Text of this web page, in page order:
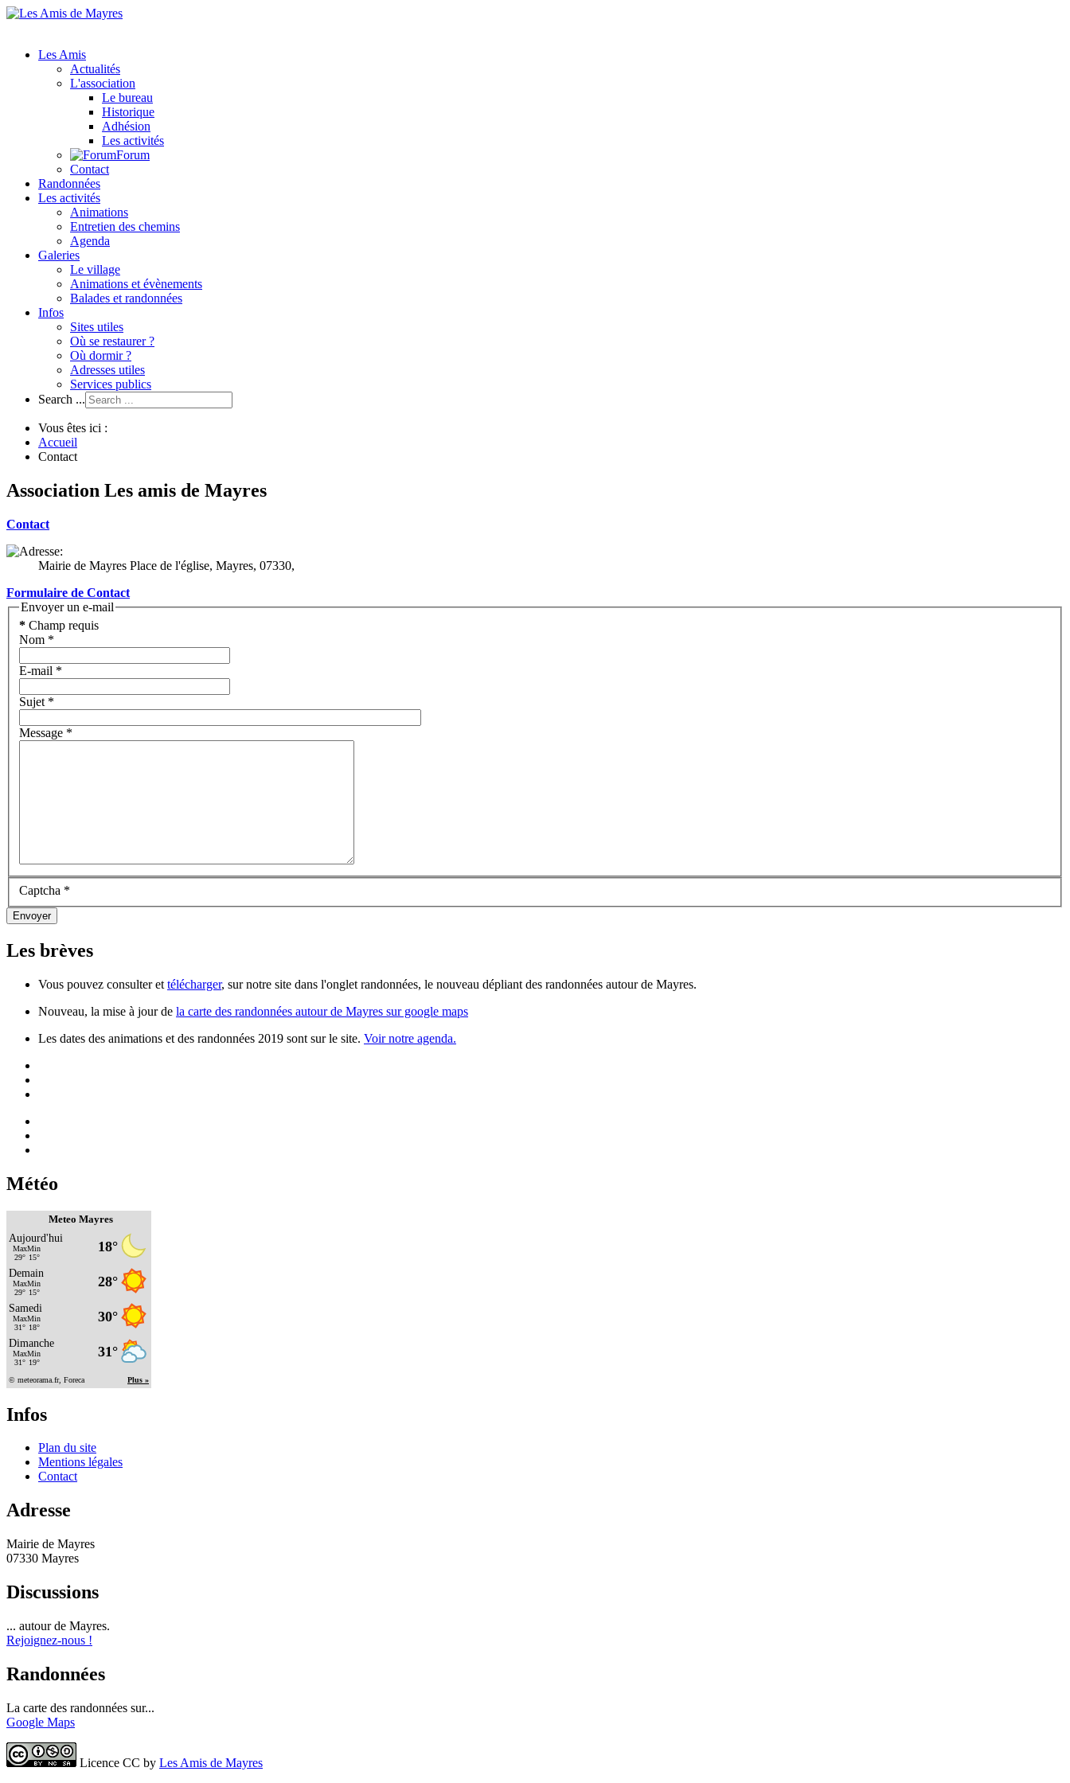
Les Amis
Actualités
L'association
Le bureau
Historique
Adhésion
Les activités
Forum
Contact
Randonnées
Les activités
Animations
Entretien des chemins
Agenda
Galeries
Le village
Animations et évènements
Balades et randonnées
Infos
Sites utiles
Où se restaurer ?
Où dormir ?
Adresses utiles
Services publics
Search ...
Vous êtes ici :
Accueil
Contact
Association Les amis de Mayres
Contact
Mairie de Mayres Place de l'église, Mayres, 07330,
Formulaire de Contact
Envoyer un e-mail
* Champ requis
Nom *
E-mail *
Sujet*
Message *
Captcha *
Envoyer
Les brèves
Vous pouvez consulter et télécharger, sur notre site dans l'onglet randonnées, le nouveau dépliant des randonnées autour de Mayres.
Nouveau, la mise à jour de la carte des randonnées autour de Mayres sur google maps
Les dates des animations et des randonnées 2019 sont sur le site. Voir notre agenda.
Météo
Meteo Mayres
Infos
Plan du site
Mentions légales
Contact
Adresse
Mairie de Mayres
07330 Mayres
Discussions
... autour de Mayres.
Rejoignez-nous !
Randonnées
La carte des randonnées sur...
Google Maps
Licence CC by Les Amis de Mayres